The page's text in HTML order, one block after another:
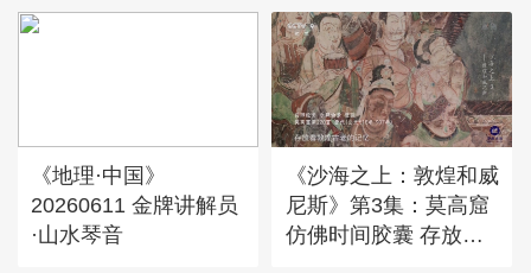
《地理·中国》
20260611 金牌讲解员
·山水琴音
《沙海之上：敦煌和威
尼斯》第3集：莫高窟
仿佛时间胶囊 存放着